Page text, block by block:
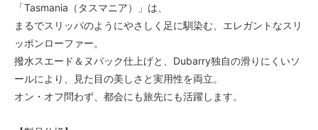
「Tasmania（タスマニア）」は、
まるでスリッパのようにやさしく足に馴染む、エレガントなスリ
ッポンローファー。
撥水スエード＆ヌバック仕上げと、Dubarry独自の滑りにくいソ
ールにより、見た目の美しさと実用性を両立。
オン・オフ問わず、都会にも旅先にも活躍します。